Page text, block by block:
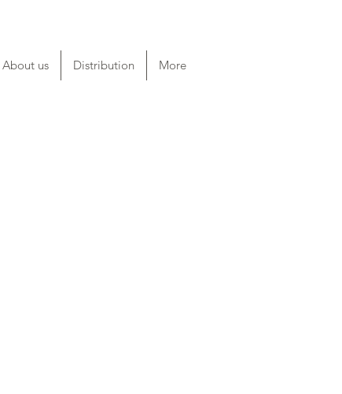
About us Distribution More